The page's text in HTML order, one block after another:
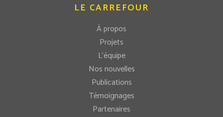
LE CARREFOUR
À propos
Projets
L’équipe
Nos nouvelles
Publications
Témoignages
Partenaires